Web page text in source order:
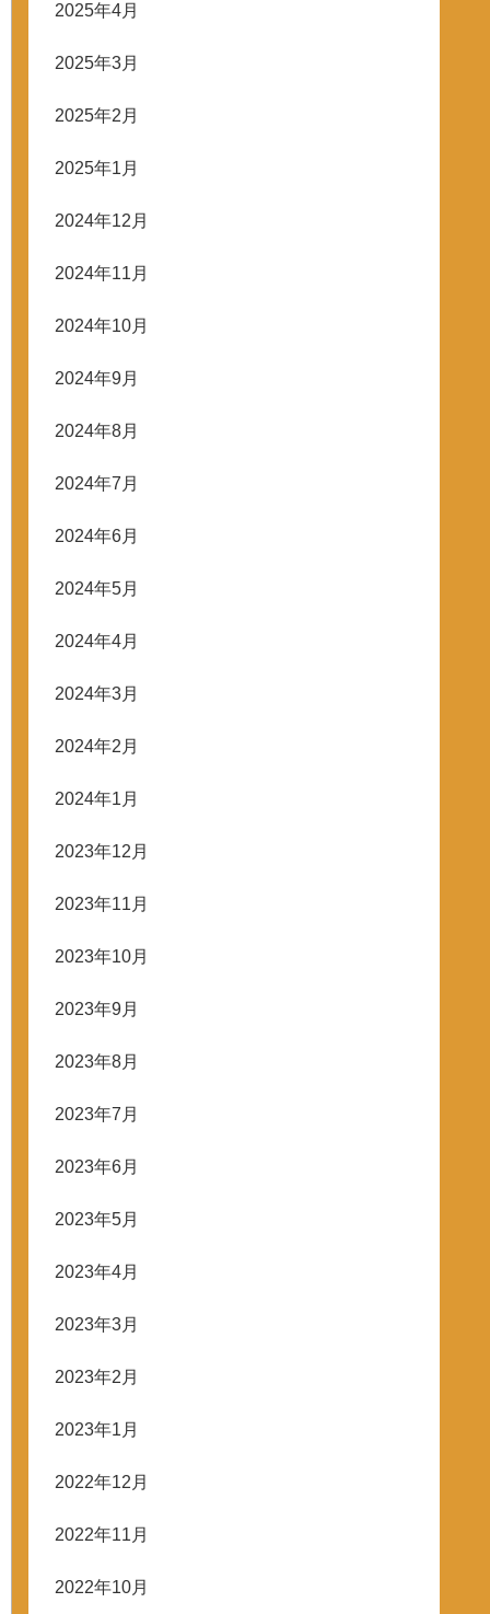
2025年4月
2025年3月
2025年2月
2025年1月
2024年12月
2024年11月
2024年10月
2024年9月
2024年8月
2024年7月
2024年6月
2024年5月
2024年4月
2024年3月
2024年2月
2024年1月
2023年12月
2023年11月
2023年10月
2023年9月
2023年8月
2023年7月
2023年6月
2023年5月
2023年4月
2023年3月
2023年2月
2023年1月
2022年12月
2022年11月
2022年10月